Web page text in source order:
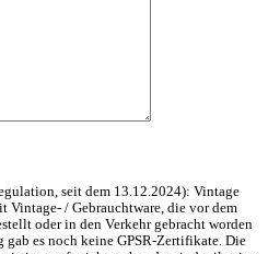
seit dem 13.12.2024): Vintage
Vintage- / Gebrauchtware, die vor dem
oder in den Verkehr gebracht worden
es noch keine GPSR-Zertifikate. Die